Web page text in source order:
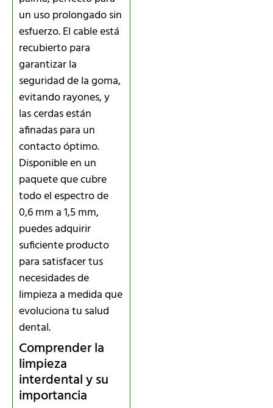
un uso prolongado sin
esfuerzo. El cable está
recubierto para
garantizar la
seguridad de la goma,
evitando rayones, y
las cerdas están
afinadas para un
contacto óptimo.
Disponible en un
paquete que cubre
todo el espectro de
0,6 mm a 1,5 mm,
puedes adquirir
suficiente producto
para satisfacer tus
necesidades de
limpieza a medida que
evoluciona tu salud
dental.
Comprender la
limpieza
interdental y su
importancia